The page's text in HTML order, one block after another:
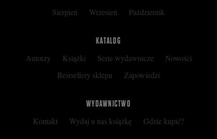
Facebooku
Sierpień Wrzesień Październik
KATALOG
Autorzy Książki Serie wydawnicze
Nowości
Bestsellery sklepu
Zapowiedzi
WYDAWNICTWO
Kontakt Wydaj u nas książkę Gdzie kupić?